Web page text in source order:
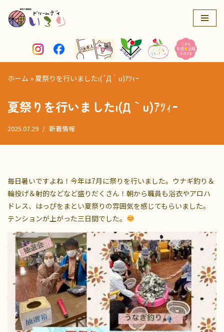
コ
ン
ツ
ス
キ
ッ
ホーム » 夏祭りを行いましたι(´Д｀υ)ｱﾂｨｰ
夏祭りを行いましたι(´Д｀υ)ｱﾂｨｰ
2025.07.29 新着情報
毎日暑いですよね！今年は7月に祭りを行いました。ウナギ釣り＆
輪投げ＆射的などなど盛りだくさん！朝から職員も浴衣やアロハ
ドレス、はっぴをまとい夏祭りの雰囲気を感じてもらいました。
テンションが上がった三日間でした。